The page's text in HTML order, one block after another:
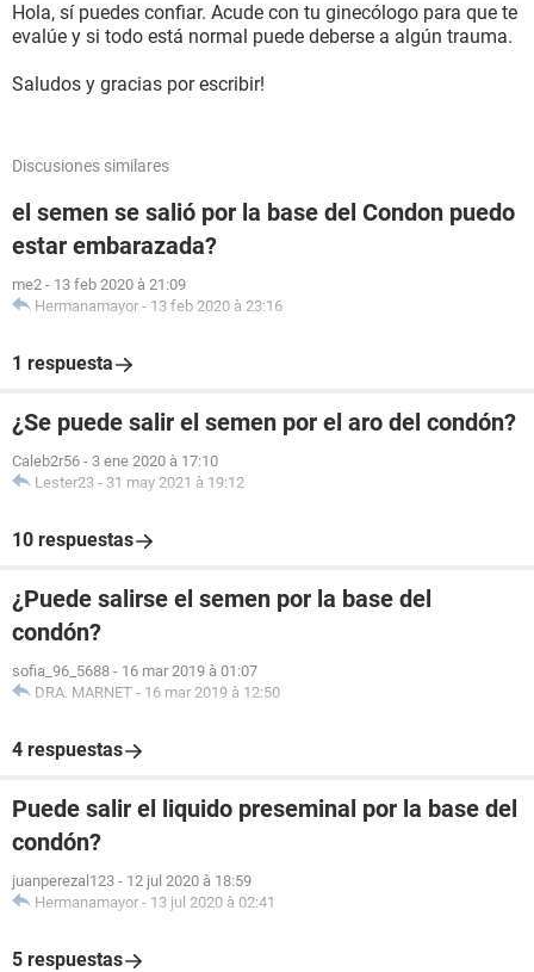
Hola, sí puedes confiar. Acude con tu ginecólogo para que te
evalúe y si todo está normal puede deberse a algún trauma.
Saludos y gracias por escribir!
Discusiones similares
el semen se salió por la base del Condon puedo
estar embarazada?
me2 - 13 feb 2020 à 21:09
Hermanamayor - 13 feb 2020 à 23:16
1 respuesta
¿Se puede salir el semen por el aro del condón?
Caleb2r56 - 3 ene 2020 à 17:10
Lester23 - 31 may 2021 à 19:12
10 respuestas
¿Puede salirse el semen por la base del
condón?
sofia_96_5688 - 16 mar 2019 à 01:07
DRA. MARNET - 16 mar 2019 à 12:50
4 respuestas
Puede salir el liquido preseminal por la base del
condón?
juanperezal123 - 12 jul 2020 à 18:59
Hermanamayor - 13 jul 2020 à 02:41
5 respuestas